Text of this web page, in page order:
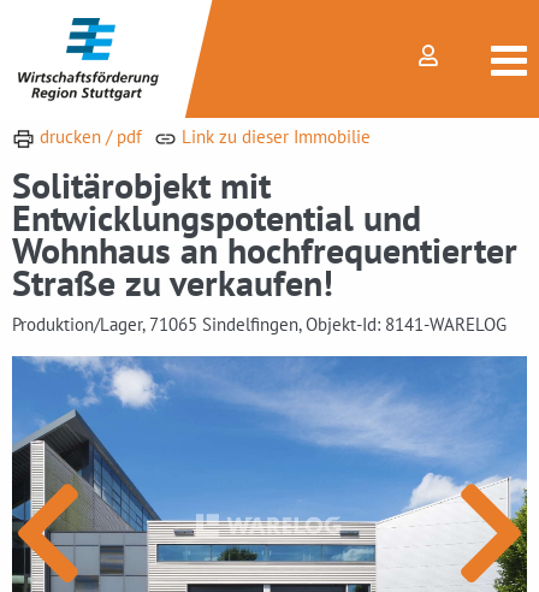
drucken / pdf Link zu dieser Immobilie
Solitärobjekt mit
Entwicklungspotential und
Wohnhaus an hochfrequentierter
Straße zu verkaufen!
Produktion/Lager, 71065 Sindelfingen, Objekt-Id: 8141-WARELOG